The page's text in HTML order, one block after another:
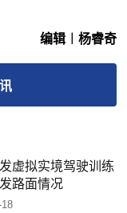
编辑︱杨睿奇
虚拟实境驾驶训练
路面情况